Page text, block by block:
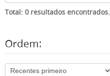
Total: 0 resultados encontrados.
Ordem: